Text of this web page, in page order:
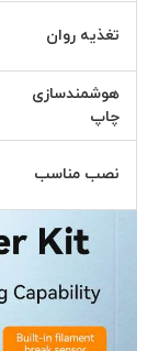
تغذیه روان
هوشمندسازی
چاپ
نصب مناسب